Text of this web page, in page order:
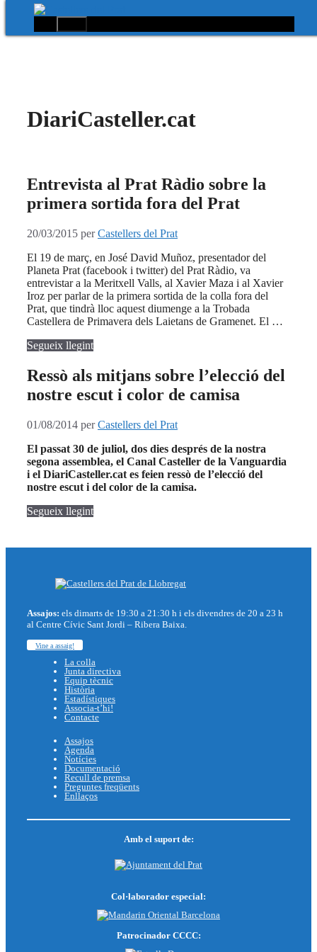
DiariCasteller.cat
Entrevista al Prat Ràdio sobre la
primera sortida fora del Prat
20/03/2015 perCastellers del Prat
El 19 de març, en José David Muñoz, presentador del
Planeta Prat (facebook i twitter) del Prat Ràdio, va
entrevistar a la Meritxell Valls, al Xavier Maza i al Xavier
Iroz per parlar de la primera sortida de la colla fora del
Prat, que tindrà lloc aquest diumenge a la Trobada
Castellera de Primavera dels Laietans de Gramenet. El …
Segueix llegint
Ressò als mitjans sobre l’elecció del
nostre escut i color de camisa
01/08/2014 perCastellers del Prat
El passat 30 de juliol, dos dies després de la nostra
segona assemblea, el Canal Casteller de la Vanguardia
i el DiariCasteller.cat es feien ressò de l’elecció del
nostre escut i del color de la camisa.
Segueix llegint
Assajos: els dimarts de 19:30 a 21:30 h i els divendres de 20 a 23 h
al Centre Cívic Sant Jordi – Ribera Baixa.
Vine a assaig!
La colla
Junta directiva
Equip tècnic
Història
Estadístiques
Associa-t’hi!
Contacte
Assajos
Agenda
Notícies
Documentació
Recull de premsa
Preguntes freqüents
Enllaços
Amb el suport de:
Col·laborador especial:
Patrocinador CCCC: